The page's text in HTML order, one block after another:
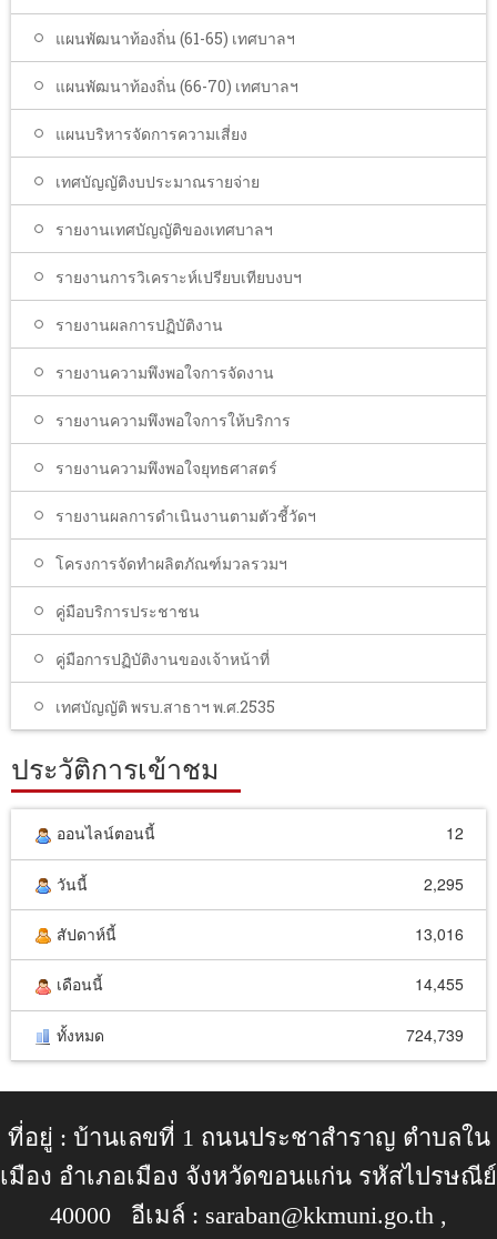
แผนพัฒนาท้องถิ่น (61-65) เทศบาลฯ
แผนพัฒนาท้องถิ่น (66-70) เทศบาลฯ
แผนบริหารจัดการความเสี่ยง
เทศบัญญัติงบประมาณรายจ่าย
รายงานเทศบัญญัติของเทศบาลฯ
รายงานการวิเคราะห์เปรียบเทียบงบฯ
รายงานผลการปฏิบัติงาน
รายงานความพึงพอใจการจัดงาน
รายงานความพึงพอใจการให้บริการ
รายงานความพึงพอใจยุทธศาสตร์
รายงานผลการดำเนินงานตามตัวชี้วัดฯ
โครงการจัดทำผลิตภัณฑ์มวลรวมฯ
คู่มือบริการประชาชน
คู่มือการปฏิบัติงานของเจ้าหน้าที่
เทศบัญญัติ พรบ.สาธาฯ พ.ศ.2535
ประวัติการเข้าชม
ออนไลน์ตอนนี้ 12
วันนี้ 2,295
สัปดาห์นี้ 13,016
เดือนนี้ 14,455
ทั้งหมด 724,739
ที่อยู่ : บ้านเลขที่ 1 ถนนประชาสำราญ ตำบลใน
เมือง อำเภอเมือง จังหวัดขอนแก่น รหัสไปรษณีย์
40000 อีเมล์ : saraban@kkmuni.go.th ,